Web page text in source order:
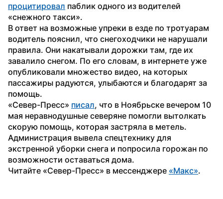
процитировал паблик одного из водителей
«снежного такси».
В ответ на возможные упреки в езде по тротуарам
водитель пояснил, что снегоходчики не нарушали
правила. Они накатывали дорожки там, где их
завалило снегом. По его словам, в интернете уже
опубликовали множество видео, на которых
пассажиры радуются, улыбаются и благодарят за
помощь.
«Север-Пресс» писал, что в Ноябрьске вечером 10
мая неравнодушные северяне помогли вытолкать
скорую помощь, которая застряла в метель.
Администрация вывела спецтехнику для
экстренной уборки снега и попросила горожан по
возможности оставаться дома.
Читайте «Север-Пресс» в мессенджере «Макс».